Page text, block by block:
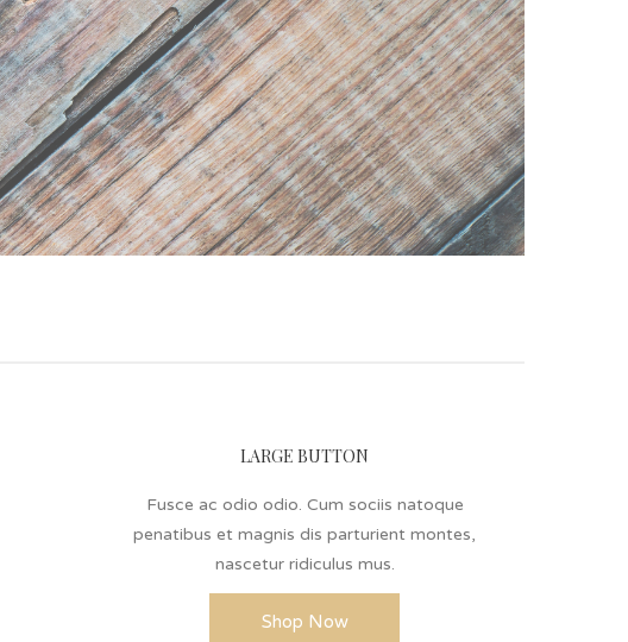
LARGE BUTTON
Fusce ac odio odio. Cum sociis natoque
penatibus et magnis dis parturient montes,
nascetur ridiculus mus.
Shop Now